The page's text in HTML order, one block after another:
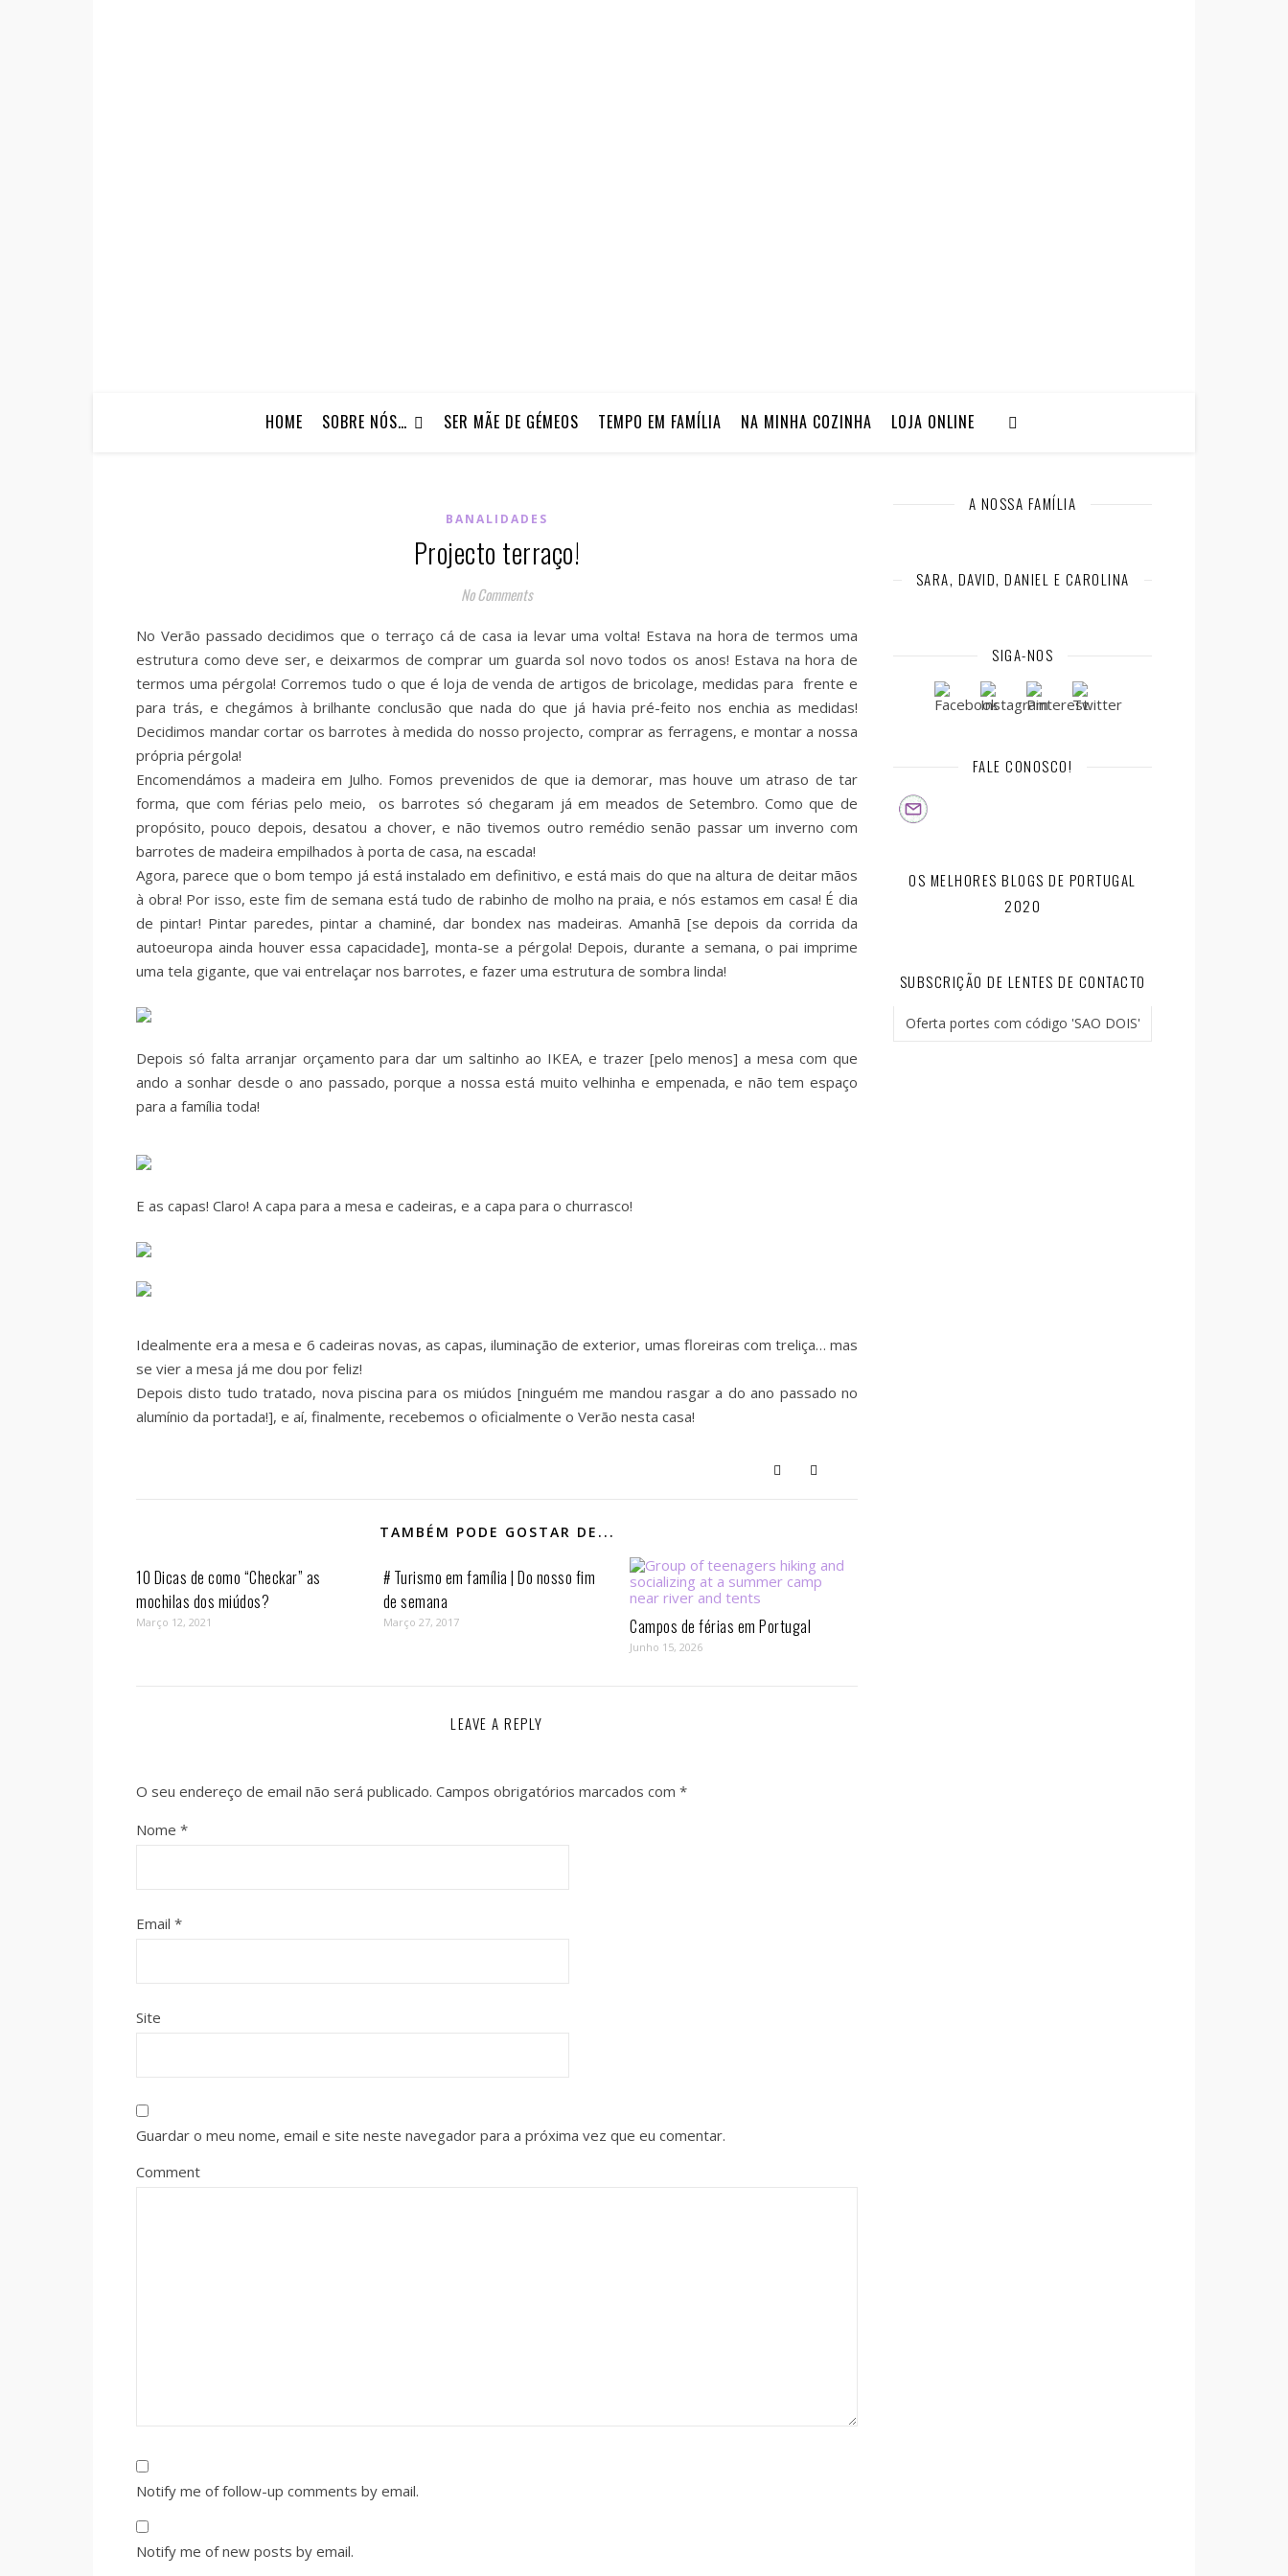
HOME SOBRE NÓS… SER MÃE DE GÉMEOS TEMPO EM FAMÍLIA NA MINHA COZINHA LOJA ONLINE
BANALIDADES
Projecto terraço!
No Comments
No Verão passado decidimos que o terraço cá de casa ia levar uma volta! Estava na hora de termos uma
estrutura como deve ser, e deixarmos de comprar um guarda sol novo todos os anos! Estava na hora de
termos uma pérgola! Corremos tudo o que é loja de venda de artigos de bricolage, medidas para frente e
para trás, e chegámos à brilhante conclusão que nada do que já havia pré-feito nos enchia as medidas!
Decidimos mandar cortar os barrotes à medida do nosso projecto, comprar as ferragens, e montar a nossa
própria pérgola!
Encomendámos a madeira em Julho. Fomos prevenidos de que ia demorar, mas houve um atraso de tar
forma, que com férias pelo meio, os barrotes só chegaram já em meados de Setembro. Como que de
propósito, pouco depois, desatou a chover, e não tivemos outro remédio senão passar um inverno com
barrotes de madeira empilhados à porta de casa, na escada!
Agora, parece que o bom tempo já está instalado em definitivo, e está mais do que na altura de deitar mãos
à obra! Por isso, este fim de semana está tudo de rabinho de molho na praia, e nós estamos em casa! É dia
de pintar! Pintar paredes, pintar a chaminé, dar bondex nas madeiras. Amanhã [se depois da corrida da
autoeuropa ainda houver essa capacidade], monta-se a pérgola! Depois, durante a semana, o pai imprime
uma tela gigante, que vai entrelaçar nos barrotes, e fazer uma estrutura de sombra linda!
Depois só falta arranjar orçamento para dar um saltinho ao IKEA, e trazer [pelo menos] a mesa com que
ando a sonhar desde o ano passado, porque a nossa está muito velhinha e empenada, e não tem espaço
para a família toda!
E as capas! Claro! A capa para a mesa e cadeiras, e a capa para o churrasco!
Idealmente era a mesa e 6 cadeiras novas, as capas, iluminação de exterior, umas floreiras com treliça… mas
se vier a mesa já me dou por feliz!
Depois disto tudo tratado, nova piscina para os miúdos [ninguém me mandou rasgar a do ano passado no
alumínio da portada!], e aí, finalmente, recebemos o oficialmente o Verão nesta casa!
TAMBÉM PODE GOSTAR DE...
10 Dicas de como “Checkar” as
mochilas dos miúdos?
Março 12, 2021
# Turismo em família | Do nosso fim
de semana
Março 27, 2017 Campos de férias em Portugal
Junho 15, 2026
LEAVE A REPLY
O seu endereço de email não será publicado. Campos obrigatórios marcados com *
Nome *
Email *
Site
Guardar o meu nome, email e site neste navegador para a próxima vez que eu comentar.
Comment
Notify me of follow-up comments by email.
Notify me of new posts by email.
A NOSSA FAMÍLIA
SARA, DAVID, DANIEL E CAROLINA
SIGA-NOS
FALE CONOSCO!
OS MELHORES BLOGS DE PORTUGAL
2020
SUBSCRIÇÃO DE LENTES DE CONTACTO
Oferta portes com código 'SAO DOIS'